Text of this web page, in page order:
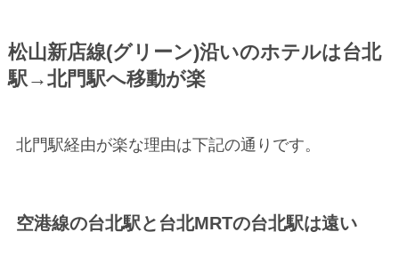
松山新店線(グリーン)沿いのホテルは台北
駅→北門駅へ移動が楽
北門駅経由が楽な理由は下記の通りです。
空港線の台北駅と台北MRTの台北駅は遠い